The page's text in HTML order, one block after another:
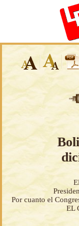
Por cuanto el
EL